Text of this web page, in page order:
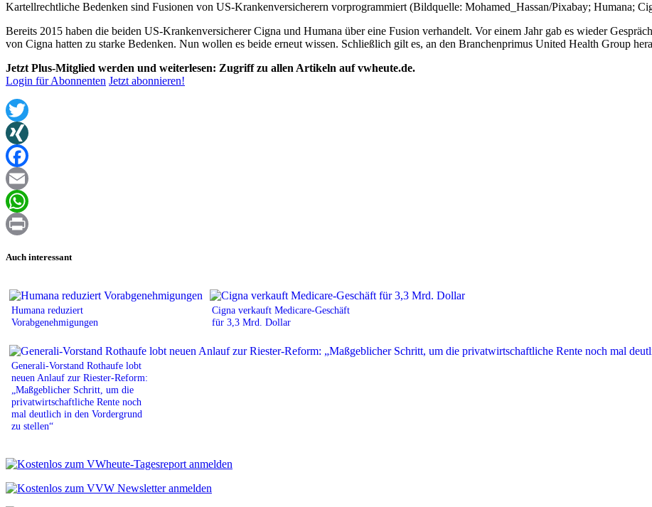
Kartellrechtliche Bedenken sind Fusionen von US-Krankenversicherern vorprogrammiert (Bildquelle: Mohamed_Hassan/Pixabay; Humana;
Bereits 2015 haben die beiden US-Krankenversicherer Cigna und Humana über eine Fusion verhandelt. Vor einem Jahr gab es wieder
von Cigna hatten zu starke Bedenken. Nun wollen es beide erneut wissen. Schließlich gilt es, an den Branchenprimus United Health Group
Jetzt Plus-Mitglied werden und weiterlesen: Zugriff zu allen Artikeln auf vwheute.de.
Login für Abonnenten Jetzt abonnieren!
Twitter
XING
Facebook
Email
WhatsApp
Auch interessant
Humana reduziert
Vorabgenehmigungen
Cigna verkauft Medicare-Geschäft
für 3,3 Mrd. Dollar
Generali-Vorstand Rothaufe lobt
neuen Anlauf zur Riester-Reform:
„Maßgeblicher Schritt, um die
privatwirtschaftliche Rente noch
mal deutlich in den Vordergrund
zu stellen“